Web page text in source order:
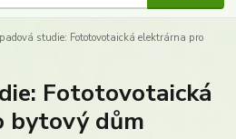
studie: Fototovotaická elektrárna pro
Fototovotaická
bytový dům